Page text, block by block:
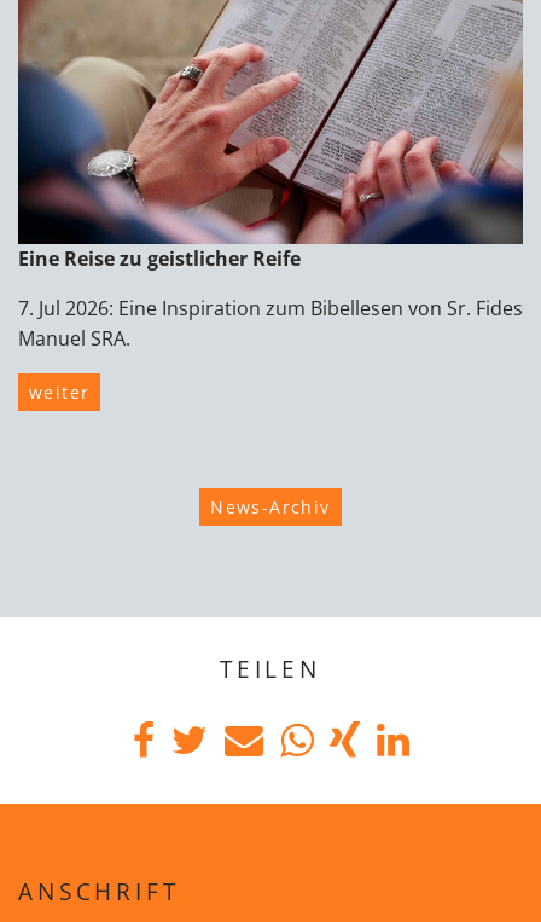
Eine Reise zu geistlicher Reife
7. Jul 2026: Eine Inspiration zum Bibellesen von Sr. Fides
Manuel SRA.
weiter
News-Archiv
TEILEN
ANSCHRIFT